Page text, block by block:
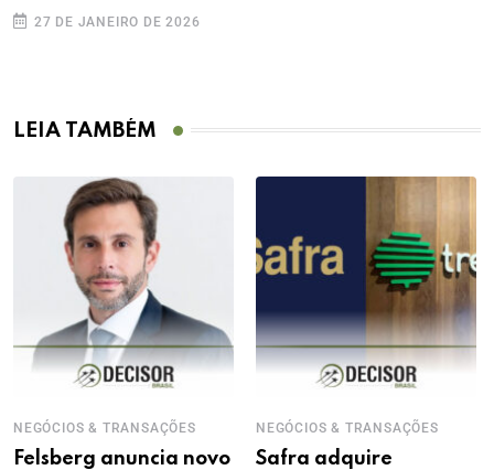
27 DE JANEIRO DE 2026
LEIA TAMBÉM
NEGÓCIOS & TRANSAÇÕES
Felsberg anuncia novo
NEGÓCIOS & TRANSAÇÕES
Safra adquire